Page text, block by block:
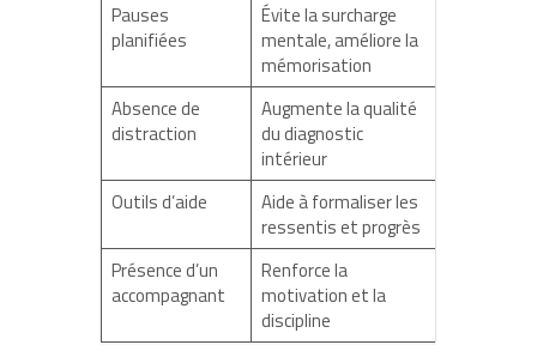
Pauses
planifiées
Évite la surcharge
mentale, améliore la
mémorisation
Absence de
distraction
Augmente la qualité
du diagnostic
intérieur
Outils d’aide
Aide à formaliser les
ressentis et progrès
Présence d’un
accompagnant
Renforce la
motivation et la
discipline